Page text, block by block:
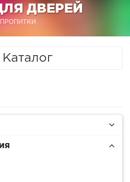
ДВЕРЕЙ
ПРОПИТКИ
Каталог